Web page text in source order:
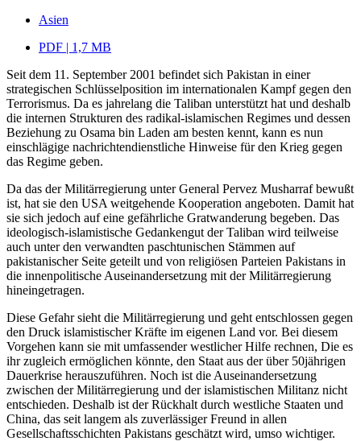
Asien
PDF | 1,7 MB
Seit dem 11. September 2001 befindet sich Pakistan in einer
strategischen Schlüsselposition im internationalen Kampf gegen den
Terrorismus. Da es jahrelang die Taliban unterstützt hat und deshalb
die internen Strukturen des radikal-islamischen Regimes und dessen
Beziehung zu Osama bin Laden am besten kennt, kann es nun
einschlägige nachrichtendienstliche Hinweise für den Krieg gegen
das Regime geben.
Da das der Militärregierung unter General Pervez Musharraf bewußt
ist, hat sie den USA weitgehende Kooperation angeboten. Damit hat
sie sich jedoch auf eine gefährliche Gratwanderung begeben. Das
ideologisch-islamistische Gedankengut der Taliban wird teilweise
auch unter den verwandten paschtunischen Stämmen auf
pakistanischer Seite geteilt und von religiösen Parteien Pakistans in
die innenpolitische Auseinandersetzung mit der Militärregierung
hineingetragen.
Diese Gefahr sieht die Militärregierung und geht entschlossen gegen
den Druck islamistischer Kräfte im eigenen Land vor. Bei diesem
Vorgehen kann sie mit umfassender westlicher Hilfe rechnen, Die es
ihr zugleich ermöglichen könnte, den Staat aus der über 50jährigen
Dauerkrise herauszuführen. Noch ist die Auseinandersetzung
zwischen der Militärregierung und der islamistischen Militanz nicht
entschieden. Deshalb ist der Rückhalt durch westliche Staaten und
China, das seit langem als zuverlässiger Freund in allen
Gesellschaftsschichten Pakistans geschätzt wird, umso wichtiger.